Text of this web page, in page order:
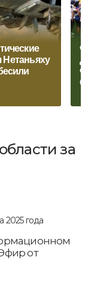
Нетаньяху
за
от